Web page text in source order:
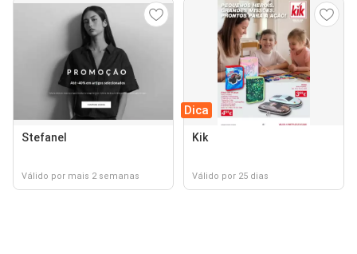
Stefanel
Válido por mais 2 semanas
Dica
Kik
Válido por 25 dias